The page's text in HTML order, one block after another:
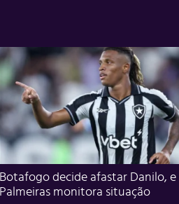
Botafogo decide afastar Danilo, e
Palmeiras monitora situação